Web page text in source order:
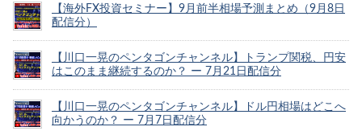
【海外FX投資セミナー】9月前半相場予測まとめ（9月8日
配信分）
【川口一晃のペンタゴンチャンネル】トランプ関税、円安
はこのまま継続するのか？ ー 7月21日配信分
【川口一晃のペンタゴンチャンネル】ドル円相場はどこへ
向かうのか？ ー 7月7日配信分